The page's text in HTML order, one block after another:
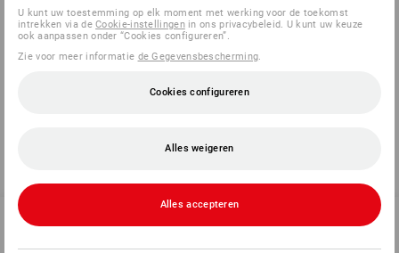
Informatie van de fabrikant:3M Deutschland GmbH | Carl
Schurz Str. 1 | DE 41453 Neuss | Innovation.de@3M.com
U kunt uw toestemming op elk moment met werking voor de toekomst
intrekken via deCookie-instellingenin ons privacybeleid. U kunt uw keuze
ook aanpassen onder “Cookies configureren”.
Zie voor meer informatie de Gegevensbescherming
Cookies configureren
Alles weigeren
Alles accepteren